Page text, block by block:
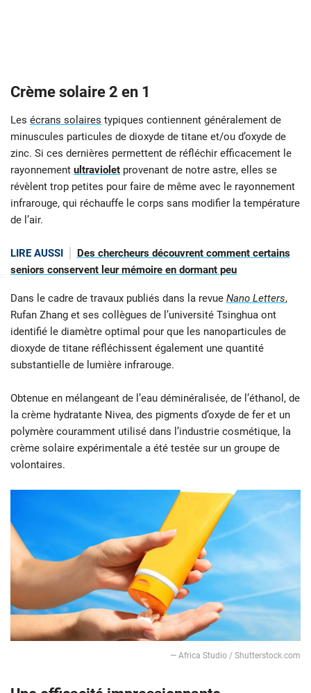
Crème solaire 2 en 1
Les écrans solaires typiques contiennent généralement de
minuscules particules de dioxyde de titane et/ou d’oxyde de
zinc. Si ces dernières permettent de réfléchir efficacement le
rayonnement ultraviolet provenant de notre astre, elles se
révèlent trop petites pour faire de même avec le rayonnement
infrarouge, qui réchauffe le corps sans modifier la température
de l’air.
LIRE AUSSI
Des chercheurs découvrent comment certains
seniors conservent leur mémoire en dormant peu
Dans le cadre de travaux publiés dans la revue Nano Letters,
Rufan Zhang et ses collègues de l’université Tsinghua ont
identifié le diamètre optimal pour que les nanoparticules de
dioxyde de titane réfléchissent également une quantité
substantielle de lumière infrarouge.
Obtenue en mélangeant de l’eau déminéralisée, de l’éthanol, de
la crème hydratante Nivea, des pigments d’oxyde de fer et un
polymère couramment utilisé dans l’industrie cosmétique, la
crème solaire expérimentale a été testée sur un groupe de
volontaires.
— Africa Studio / Shutterstock.com